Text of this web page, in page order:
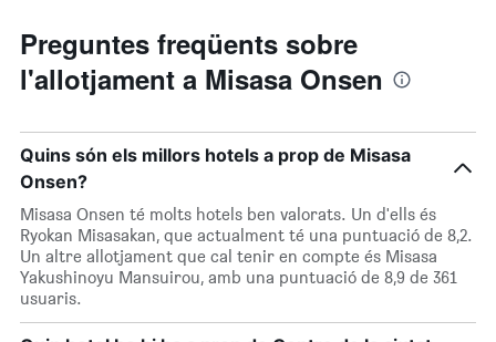
Preguntes freqüents sobre
l'allotjament a Misasa Onsen
Quins són els millors hotels a prop de Misasa
Onsen?
Misasa Onsen té molts hotels ben valorats. Un d'ells és
Ryokan Misasakan, que actualment té una puntuació de 8,2.
Un altre allotjament que cal tenir en compte és Misasa
Yakushinoyu Mansuirou, amb una puntuació de 8,9 de 361
usuaris.